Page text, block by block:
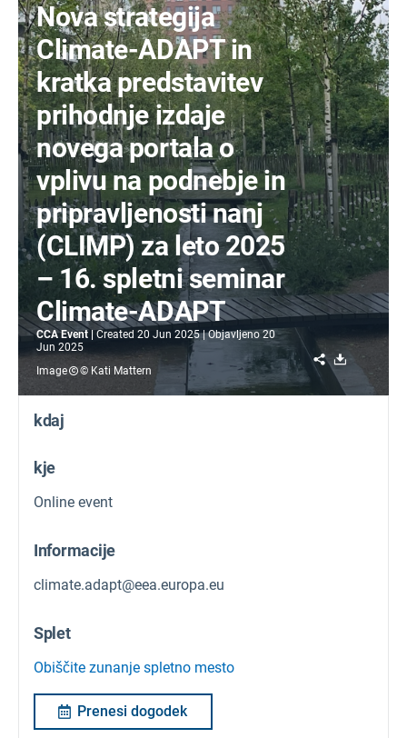
Nova strategija
Climate-ADAPT in
kratka predstavitev
prihodnje izdaje
novega portala o
vplivu na podnebje in
pripravljenosti nanj
(CLIMP) za leto 2025
– 16. spletni seminar
Climate-ADAPT
CCA Event Created 20 Jun 2025 Objavljeno 20
Jun 2025
Image
© Kati Mattern
ShareDownload
kdaj
kje
Online event
Informacije
climate.adapt@eea.europa.eu
Splet
Obiščite zunanje spletno mesto
Prenesi dogodek